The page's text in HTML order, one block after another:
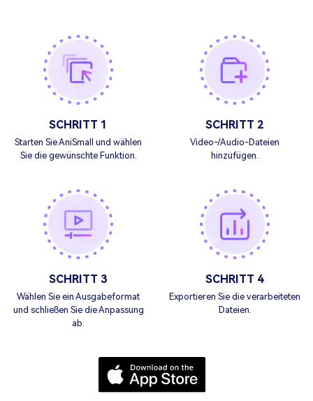
SCHRITT 1
Starten Sie AniSmall und wählen
Sie diegewünschte Funktion.
SCHRITT 2
Video-/Audio-Dateien
hinzufügen.
SCHRITT 3
Wählen Sie ein Ausgabeformat
und schließen Sie die Anpassung
ab.
SCHRITT 4
Exportieren Sie die verarbeiteten
Dateien.